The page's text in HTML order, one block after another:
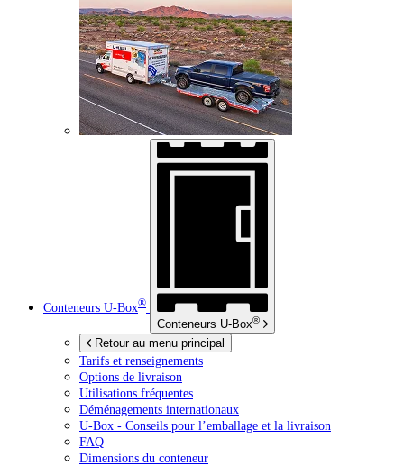
Conteneurs U-Box®
Conteneurs U-Box®
Retour au menu principal
Tarifs et renseignements
Options de livraison
Utilisations fréquentes
Déménagements internationaux
U-Box - Conseils pour l’emballage et la livraison
FAQ
Dimensions du conteneur